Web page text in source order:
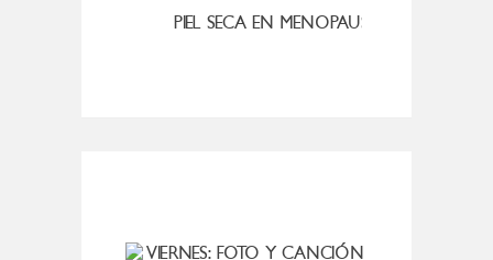
PIEL SECA EN MENOPAUSIA